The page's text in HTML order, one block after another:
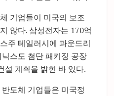
기업들이 미국의 보조
않다. 삼성전자는 170억
주 테일러시에 파운드리
스도 첨단 패키징 공장
설 계획을 밝힌 바 있다.
도체 기업들은 미국정